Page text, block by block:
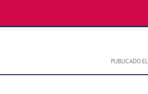
PUBLICADO